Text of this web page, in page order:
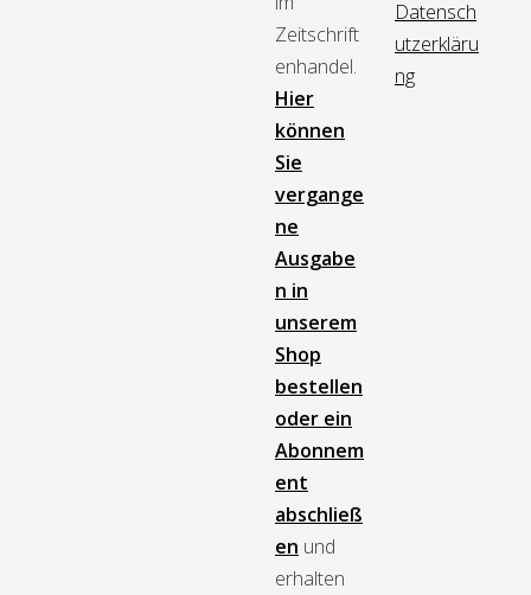
Zeitschrift
enhandel.
Hier
können
Sie
vergange
ne
Ausgabe
n in
unserem
Shop
bestellen
oder ein
Abonnem
ent
abschließ
en und
erhalten
Datensch
utzerkläru
ng